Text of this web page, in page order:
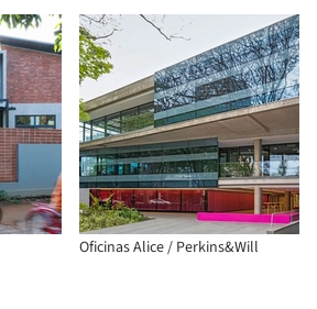
Oficinas Alice / Perkins&Will